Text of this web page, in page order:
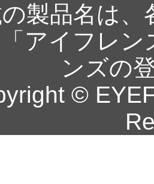
製品名は、
アイフレ
ンズの
©